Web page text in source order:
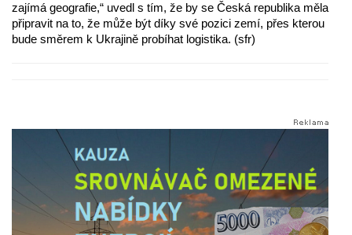
zajímá geografie,“ uvedl s tím, že by se Česká republika měla
připravit na to, že může být díky své pozici zemí, přes kterou
bude směrem k Ukrajině probíhat logistika. (sfr)